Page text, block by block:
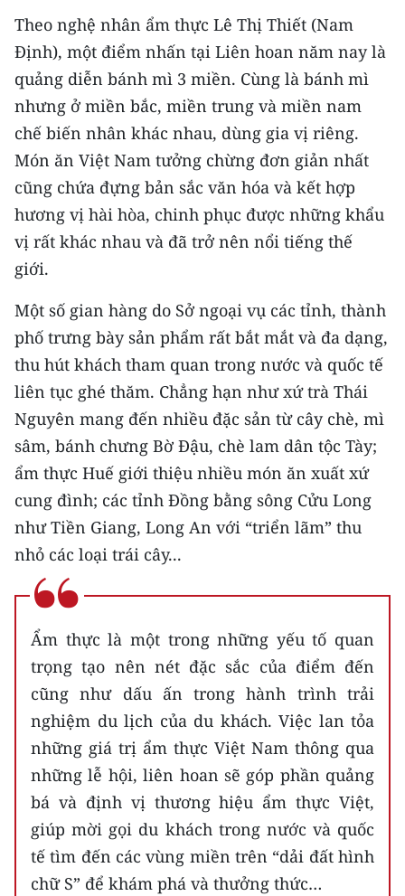
Theo nghệ nhân ẩm thực Lê Thị Thiết (Nam
Ðịnh), một điểm nhấn tại Liên hoan năm nay là
quảng diễn bánh mì 3 miền. Cùng là bánh mì
nhưng ở miền bắc, miền trung và miền nam
chế biến nhân khác nhau, dùng gia vị riêng.
Món ăn Việt Nam tưởng chừng đơn giản nhất
cũng chứa đựng bản sắc văn hóa và kết hợp
hương vị hài hòa, chinh phục được những khẩu
vị rất khác nhau và đã trở nên nổi tiếng thế
giới.
Một số gian hàng do Sở ngoại vụ các tỉnh, thành
phố trưng bày sản phẩm rất bắt mắt và đa dạng,
thu hút khách tham quan trong nước và quốc tế
liên tục ghé thăm. Chẳng hạn như xứ trà Thái
Nguyên mang đến nhiều đặc sản từ cây chè, mì
sâm, bánh chưng Bờ Ðậu, chè lam dân tộc Tày;
ẩm thực Huế giới thiệu nhiều món ăn xuất xứ
cung đình; các tỉnh Ðồng bằng sông Cửu Long
như Tiền Giang, Long An với “triển lãm” thu
nhỏ các loại trái cây...
Ẩm thực là một trong những yếu tố quan
trọng tạo nên nét đặc sắc của điểm đến
cũng như dấu ấn trong hành trình trải
nghiệm du lịch của du khách. Việc lan tỏa
những giá trị ẩm thực Việt Nam thông qua
những lễ hội, liên hoan sẽ góp phần quảng
bá và định vị thương hiệu ẩm thực Việt,
giúp mời gọi du khách trong nước và quốc
tế tìm đến các vùng miền trên “dải đất hình
chữ S” để khám phá và thưởng thức…